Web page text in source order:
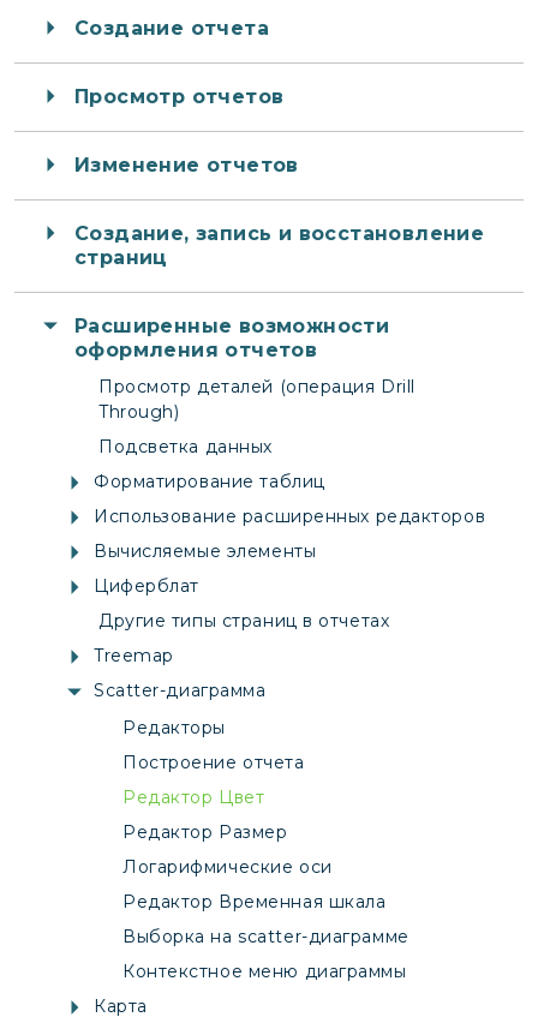
Создание отчета
Просмотр отчетов
Изменение отчетов
Создание, запись и восстановление
страниц
Расширенные возможности
оформления отчетов
Просмотр деталей (операция Drill
Through)
Подсветка данных
Форматирование таблиц
Использование расширенных редакторов
Вычисляемые элементы
Циферблат
Другие типы страниц в отчетах
Treemap
Scatter-диаграмма
Редакторы
Построение отчета
Редактор Цвет
Редактор Размер
Логарифмические оси
Редактор Временная шкала
Выборка на scatter-диаграмме
Контекстное меню диаграммы
Карта